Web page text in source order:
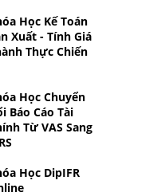
Học Kế Toán
Xuất - Tính Giá
Thực Chiến
Học Chuyển
Báo Cáo Tài
Từ VAS Sang
Học DipIFR